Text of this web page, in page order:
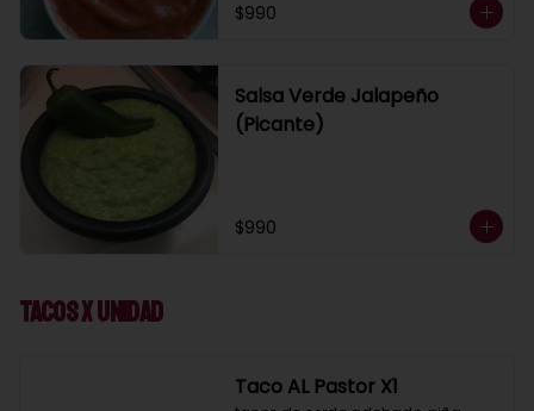
$990
Salsa Verde Jalapeño
(Picante)
$990
Tacos x UNIDAD
Taco AL Pastor X1